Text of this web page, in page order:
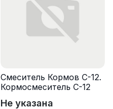
Смеситель Кормов С-12.
Кормосмеситель С-12
Не указана